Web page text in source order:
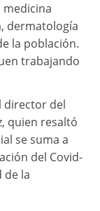
medicina
dermatología
la población.
trabajando
director del
quien resaltó
se suma a
del Covid-
de la